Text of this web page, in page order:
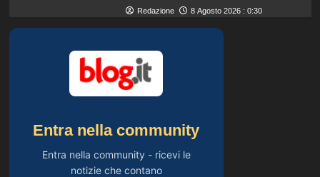
Redazione 8 Agosto 2026 : 0:30
Entra nella community
Entra nella community - ricevi le
notizie che contano